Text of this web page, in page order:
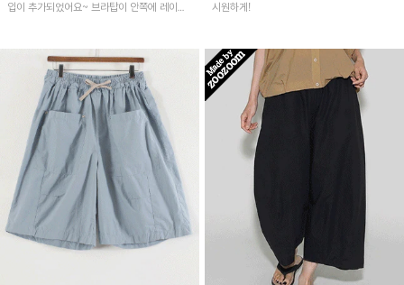
입이 추가되었어요~ 브라탑이 안쪽에 레이어
시원하게!